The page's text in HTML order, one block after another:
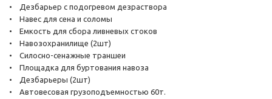
• Дезбарьер с подогревом дезраствора
• Навес для сена и соломы
• Емкость для сбора ливневых стоков
• Навозохранилище (2шт)
• Силосно-сенажные траншеи
• Площадка для буртования навоза
• Дезбарьеры (2шт)
• Автовесовая грузоподъемностью 60т.